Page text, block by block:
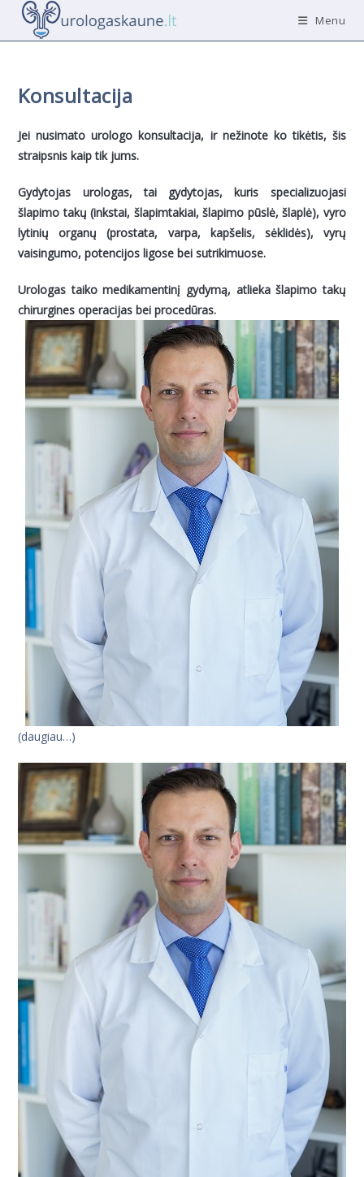
Menu
Konsultacija
Jei nusimato urologo konsultacija, ir nežinote ko tikėtis, šis
straipsnis kaip tik jums.
Gydytojas urologas, tai gydytojas, kuris specializuojasi
šlapimo takų (inkstai, šlapimtakiai, šlapimo pūslė, šlaplė), vyro
lytinių organų (prostata, varpa, kapšelis, sėklidės), vyrų
vaisingumo, potencijos ligose bei sutrikimuose.
Urologas taiko medikamentinį gydymą, atlieka šlapimo takų
chirurgines operacijas bei procedūras.
(daugiau…)